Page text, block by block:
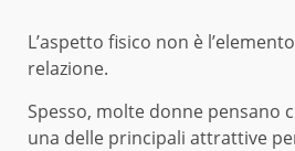
L’aspetto fisico non è
relazione.
Spesso, molte donne pensano
una delle principali attrattive